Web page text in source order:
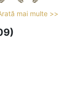
mai multe >>